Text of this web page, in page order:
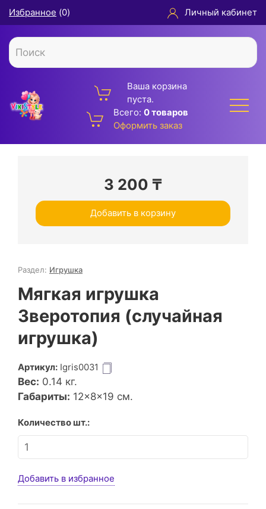
Избранное (0) Личный кабинет
Ваша корзина
пуста.
Всего: 0 товаров
Оформить заказ
3 200 ₸
Добавить в корзину
Раздел: Игрушка
Мягкая игрушка
Зверотопия (случайная
игрушка)
Артикул: Igris0031
Вес: 0.14 кг.
Габариты: 12×8×19 см.
Количество шт.:
Добавить в избранное